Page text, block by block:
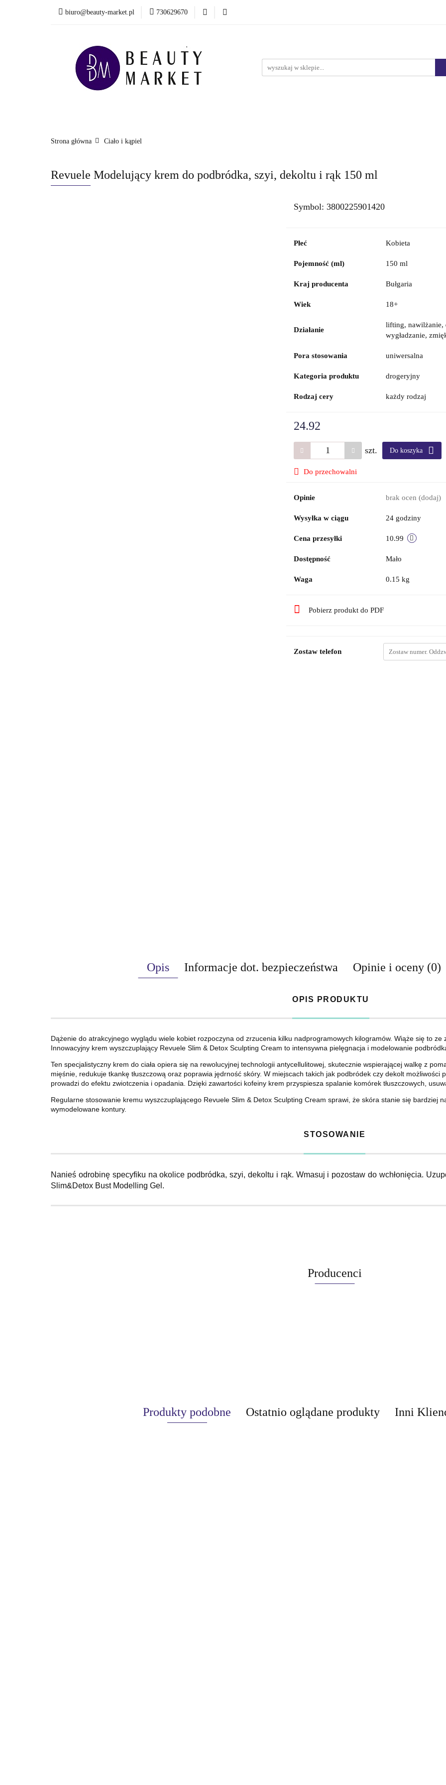
biuro@beauty-market.pl 730629670
Nowości
Włosy Twarz
Health & Care
Strona główna Ciało i kąpiel
Revuele Modelujący krem do podbródka, szyi, dekoltu i rąk 150 ml
Symbol: 3800225901420
Płeć Kobieta
Pojemność (ml) 150 ml
Kraj producenta Bułgaria
Wiek 18+
Działanie
lifting, nawilżanie,
wygładzanie,
Pora stosowania uniwersalna
Kategoria produktu drogeryjny
Rodzaj cery każdy rodzaj
24.92
szt. Do koszyka
Do przechowalni
Opinie brak ocen (dodaj)
Wysyłka w ciągu 24 godziny
Cena przesyłki 10.99
Dostępność Mało
Waga 0.15 kg
Pobierz produkt do PDF
Zostaw telefon
Opis Informacje dot. bezpieczeństwa Opinie i oceny (0)
OPIS PRODUKTU
Dążenie do atrakcyjnego wyglądu wiele kobiet rozpoczyna od zrzucenia kilku nadprogramowych kilogramów. Wiąże się to
Innowacyjny krem wyszczuplający Revuele Slim & Detox Sculpting Cream to intensywna pielęgnacja i modelowanie
Ten specjalistyczny krem do ciała opiera się na rewolucyjnej technologii antycellulitowej, skutecznie wspierającej walkę z
mięśnie, redukuje tkankę tłuszczową oraz poprawia jędrność skóry. W miejscach takich jak podbródek czy dekolt
prowadzi do efektu zwiotczenia i opadania. Dzięki zawartości kofeiny krem przyspiesza spalanie komórek tłuszczowych,
Regularne stosowanie kremu wyszczuplającego Revuele Slim & Detox Sculpting Cream sprawi, że skóra stanie się bardziej
wymodelowane kontury.
STOSOWANIE
Nanieś odrobinę specyfiku na okolice podbródka, szyi, dekoltu i rąk. Wmasuj i pozostaw do wchłonięcia.
Slim&Detox Bust Modelling Gel.
Producenci
Produkty podobne Ostatnio oglądane produkty Inni